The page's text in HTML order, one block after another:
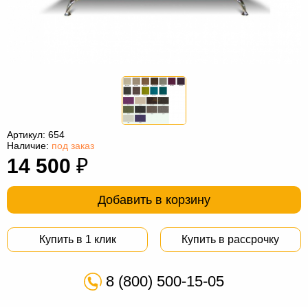
мешки
Мебель
из
Садовая
Артикул: 654
Наличие: под заказ
14 500 ₽
Добавить в корзину
Купить в 1 клик Купить в рассрочку
8 (800) 500-15-05